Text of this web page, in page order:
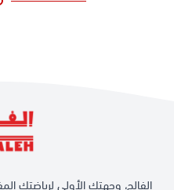
الفالح، وجهتك الأولى لرياضتك